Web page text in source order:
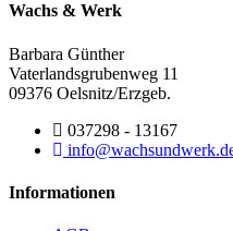
Wachs & Werk
Barbara Günther
Vaterlandsgrubenweg 11
09376 Oelsnitz/Erzgeb.
037298 - 13167
Informationen